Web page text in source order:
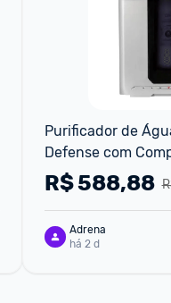
Purificador de
Defense com
R$588,88
Adrena
há 2 d